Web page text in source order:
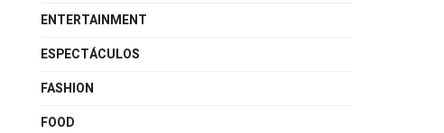
ENTERTAINMENT
ESPECTÁCULOS
FASHION
FOOD